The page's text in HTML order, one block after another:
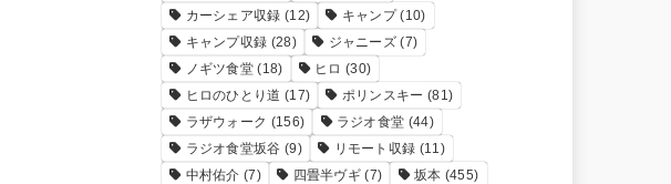
カーシェア収録 (12) キャンプ(10)
キャンプ収録 (28) ジャニーズ (7)
ノギツ食堂 (18) ヒロ (30)
ヒロのひとり道 (17) ポリンスキー (81)
ラザウォーク (156) ラジオ食堂 (44)
ラジオ食堂坂谷 (9) リモート収録 (11)
中村佑介 (7) 四畳半ヴギ (7) 坂本 (455)